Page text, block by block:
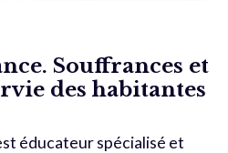
Souffrances et
des habitantes
éducateur spécialisé et